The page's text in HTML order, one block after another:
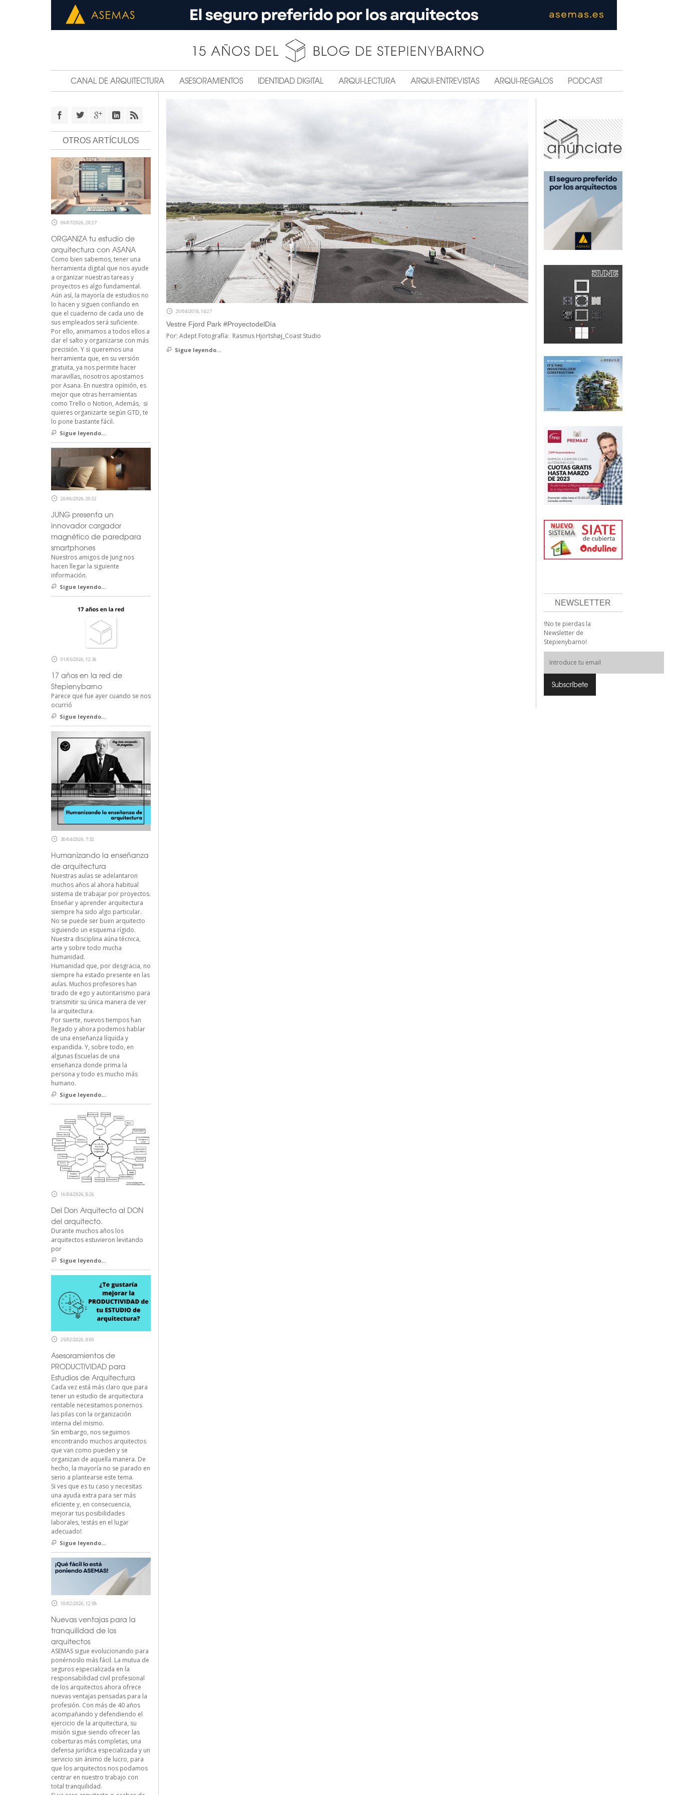
CANAL DE ARQUITECTURA ASESORAMIENTOS IDENTIDAD DIGITAL ARQUI-LECTURA ARQUI-ENTREVISTAS ARQUI-REGALOS PODCAST
20/04/2018, 14:27
Vestre Fjord Park #ProyectodelDía
Por: Adept Fotografía: Rasmus Hjortshøj_Coast Studio
Sigue leyendo...
NEWSLETTER
!No te pierdas la
Newsletter de
Stepienybarno!
OTROS ARTÍCULOS
09/07/2026, 20:27
ORGANIZA tu estudio de
arquitectura con ASANA
Como bien sabemos, tener una
herramienta digital que nos ayude
a organizar nuestras tareas y
proyectos es algo fundamental.
Aún así, la mayoría de estudios no
lo hacen y siguen confiando en
que el cuaderno de cada uno de
sus empleados será suficiente.
Por ello, animamos a todos ellos a
dar el salto y organizarse con más
precisión. Y si queremos una
herramienta que, en su versión
gratuita, ya nos permite hacer
maravillas, nosotros apostamos
por Asana. En nuestra opinión, es
mejor que otras herramientas
como Trello o Notion, Además, si
quieres organizarte según GTD, te
lo pone bastante fácil.
Sigue leyendo...
20/06/2026, 20:22
JUNG presenta un
innovador cargador
magnético de paredpara
smartphones
Nuestros amigos de Jung nos
hacen llegar la siguiente
información.
Sigue leyendo...
01/05/2026, 12:36
17 años en la red de
Stepienybarno
Parece que fue ayer cuando se nos
ocurrió
Sigue leyendo...
30/04/2026, 7:32
Humanizando la enseñanza
de arquitectura
Nuestras aulas se adelantaron
muchos años al ahora habitual
sistema de trabajar por proyectos.
Enseñar y aprender arquitectura
siempre ha sido algo particular.
No se puede ser buen arquitecto
siguiendo un esquema rígido.
Nuestra disciplina aúna técnica,
arte y sobre todo mucha
humanidad.
Humanidad que, por desgracia, no
siempre ha estado presente en las
aulas. Muchos profesores han
tirado de ego y autoritarismo para
transmitir su única manera de ver
la arquitectura.
Por suerte, nuevos tiempos han
llegado y ahora podemos hablar
de una enseñanza líquida y
expandida. Y, sobre todo, en
algunas Escuelas de una
enseñanza donde prima la
persona y todo es mucho más
humano.
Sigue leyendo...
16/04/2026, 8:26
Del Don Arquitecto al DON
del arquitecto.
Durante muchos años los
arquitectos estuvieron levitando
por
Sigue leyendo...
25/02/2026, 9:00
Asesoramientos de
PRODUCTIVIDAD para
Estudios de Arquitectura
Cada vez está más claro que para
tener un estudio de arquitectura
rentable necesitamos ponernos
las pilas con la organización
interna del mismo.
Sin embargo, nos seguimos
encontrando muchos arquitectos
que van como pueden y se
organizan de aquella manera. De
hecho, la mayoría no se parado en
serio a plantearse este tema.
Si ves que es tu caso y necesitas
una ayuda extra para ser más
eficiente y, en consecuencia,
mejorar tus posibilidades
laborales, !estás en el lugar
adecuado!
Sigue leyendo...
10/02/2026, 12:58
Nuevas ventajas para la
tranquilidad de los
arquitectos
ASEMAS sigue evolucionando para
ponérnoslo más fácil. La mutua de
seguros especializada en la
responsabilidad civil profesional
de los arquitectos ahora ofrece
nuevas ventajas pensadas para la
profesión. Con más de 40 años
acompañando y defendiendo el
ejercicio de la arquitectura, su
misión sigue siendo ofrecer las
coberturas más completas, una
defensa jurídica especializada y un
servicio sin ánimo de lucro, para
que los arquitectos nos podamos
centrar en nuestro trabajo con
total tranquilidad.